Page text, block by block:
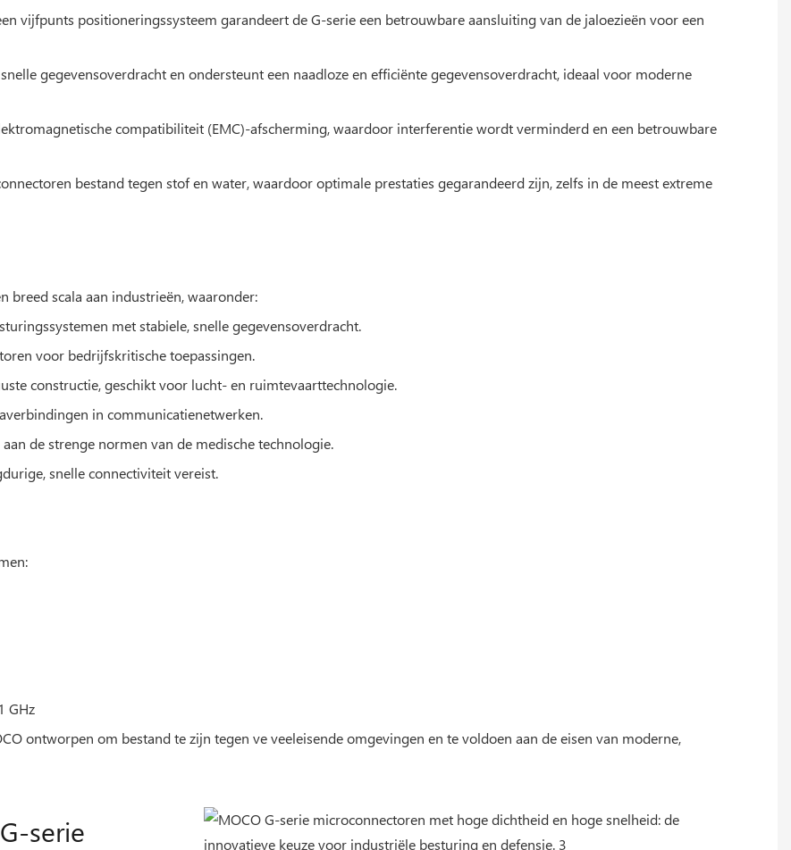
vijfpunts positioneringssysteem garandeert de G-serie een betrouwbare aansluiting van de jaloezieën voor een
gegevensoverdracht en ondersteunt een naadloze en efficiënte gegevensoverdracht, ideaal voor moderne
compatibiliteit (EMC)-afscherming, waardoor interferentie wordt verminderd en een betrouwbare
bestand tegen stof en water, waardoor optimale prestaties gegarandeerd zijn, zelfs in de meest extreme
breed scala aan industrieën, waaronder:
met stabiele, snelle gegevensoverdracht.
voor bedrijfskritische toepassingen.
constructie, geschikt voor lucht- en ruimtevaarttechnologie.
in communicatienetwerken.
de strenge normen van de medische technologie.
snelle connectiviteit vereist.
GHz
ontworpen om bestand te zijn tegen ve veeleisende omgevingen en te voldoen aan de eisen van moderne,
serie